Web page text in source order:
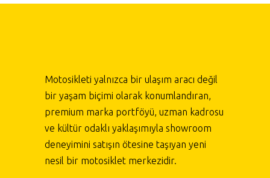
Motosikleti yalnızca bir ulaşım aracı değil
bir yaşam biçimi olarak konumlandıran,
premium marka portföyü, uzman kadrosu
ve kültür odaklı yaklaşımıyla showroom
deneyimini satışın ötesine taşıyan yeni
nesil bir motosiklet merkezidir.